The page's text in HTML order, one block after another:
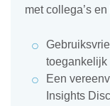
met collega’s
toegankelijk
Een
Insights